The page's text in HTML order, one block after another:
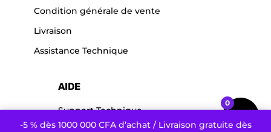
-5 % dès 1000 000 CFA d’achat / Livraison gratuite dès
Condition générale de vente
Livraison
Assistance Technique
AIDE
Support Technique
0